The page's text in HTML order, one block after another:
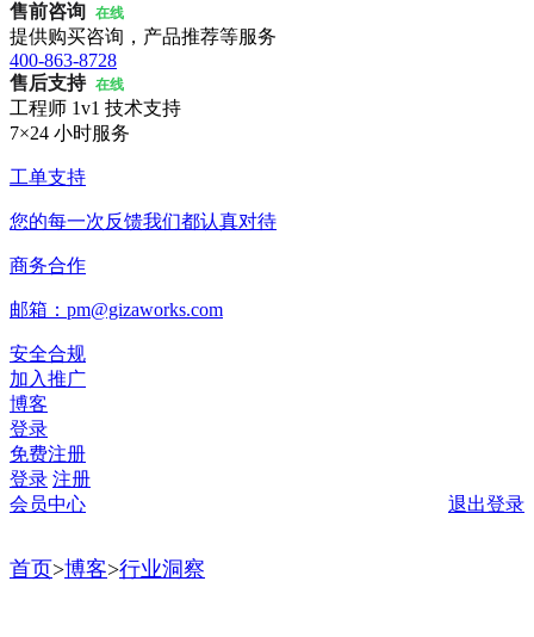
售前咨询 在线
提供购买咨询，产品推荐等服务
400-863-8728
售后支持 在线
工程师 1v1 技术支持
7×24 小时服务
工单支持
您的每一次反馈我们都认真对待
商务合作
邮箱：pm@gizaworks.com
安全合规
加入推广
博客
登录
免费注册
登录 注册
会员中心
退出登录
首页>博客>行业洞察